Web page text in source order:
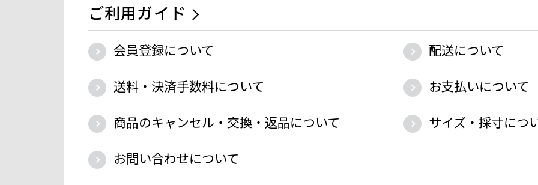
ご利用ガイド
会員登録について
配送について
送料・決済手数料について
お支払いについて
商品のキャンセル・交換・返品について
サイズ・採寸につ
お問い合わせについて